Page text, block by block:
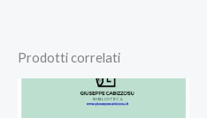
Prodotti correlati